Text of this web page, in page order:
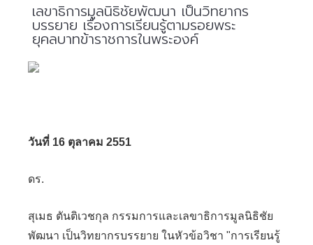
เลขาธิการมูลนิธิชัยพัฒนา เป็นวิทยากร
บรรยาย เรื่องการเรียนรู้ตามรอยพระ
ยุคลบาทข้าราชการในพระองค์
วันที่ 16 ตุลาคม 2551
ดร.
สุเมธ ตันติเวชกุล กรรมการและเลขาธิการมูลนิธิชัย
พัฒนา เป็นวิทยากรบรรยาย ในหัวข้อวิชา "การเรียนรู้